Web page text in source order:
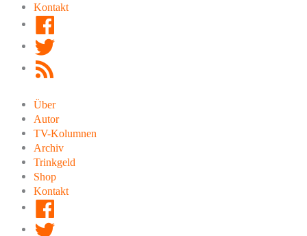
Kontakt
Über
Autor
TV-Kolumnen
Archiv
Trinkgeld
Shop
Kontakt